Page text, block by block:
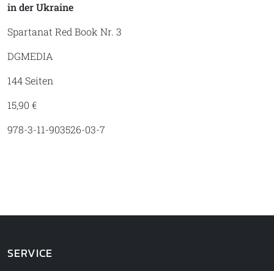
in der Ukraine
Spartanat Red Book Nr. 3
DGMEDIA
144 Seiten
15,90 €
978-3-11-903526-03-7
SERVICE